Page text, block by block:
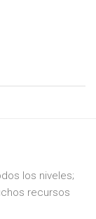
los niveles;
recursos